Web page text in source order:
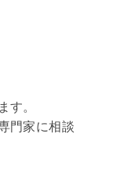
す。
門家に相談